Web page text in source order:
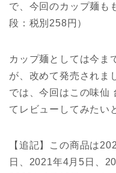
で、今回のカップ麺も
段：税別258円）
カップ麺としては今ま
が、改めて発売されま
では、今回はこの味仙
てレビューしてみたい
【追記】この商品は
日、2021年4月5日、